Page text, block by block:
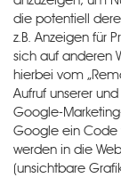
die potentiell
z.B. Anzeigen für
sich auf anderen
hierbei vom
Aufruf unserer
Google-
Google ein Code
werden in die
(unsichtbare